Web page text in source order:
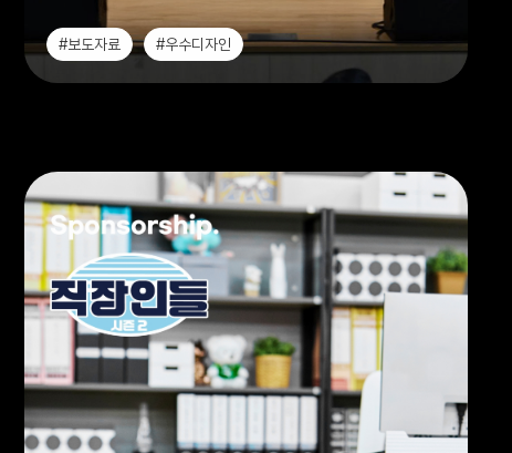
- 은상·동상 수상
#보도자료 #우수디자인